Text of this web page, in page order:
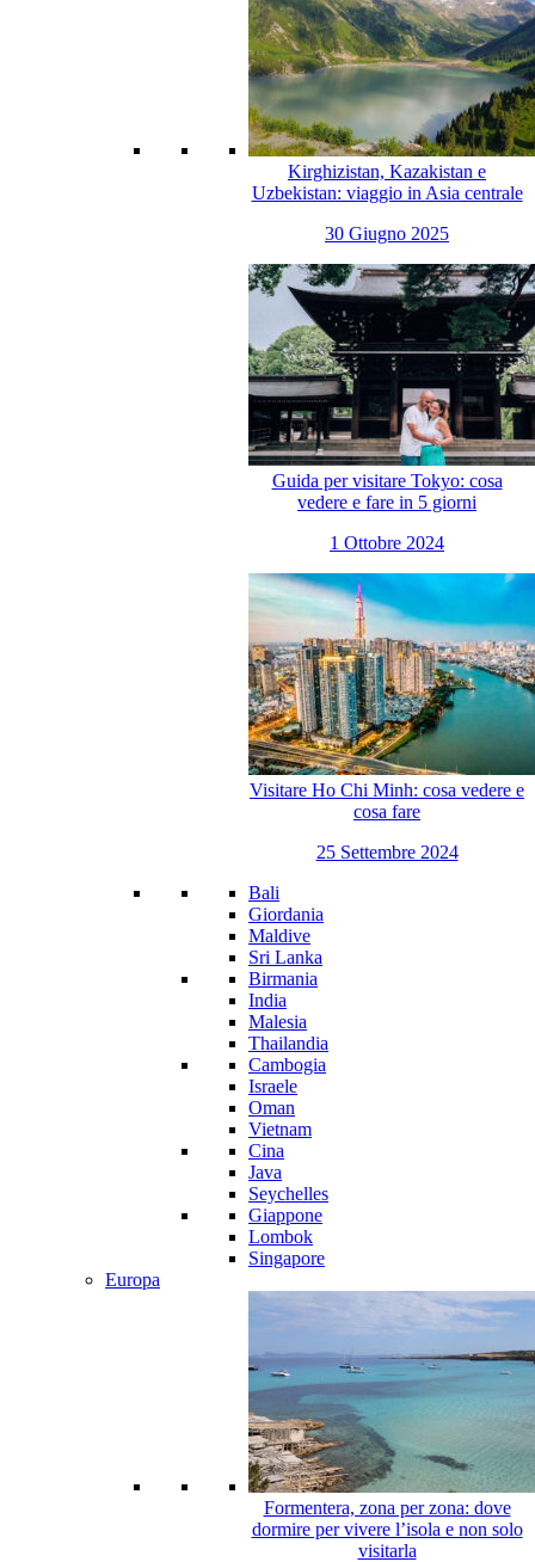
Kirghizistan, Kazakistan e
Uzbekistan: viaggio in Asia centrale
30 Giugno 2025
Guida per visitare Tokyo: cosa
vedere e fare in 5 giorni
1 Ottobre 2024
Visitare Ho Chi Minh: cosa vedere e
cosa fare
25 Settembre 2024
Bali
Giordania
Maldive
Sri Lanka
Birmania
India
Malesia
Thailandia
Cambogia
Israele
Oman
Vietnam
Cina
Java
Seychelles
Giappone
Lombok
Singapore
Europa
Formentera, zona per zona: dove
dormire per vivere l’isola e non solo
visitarla